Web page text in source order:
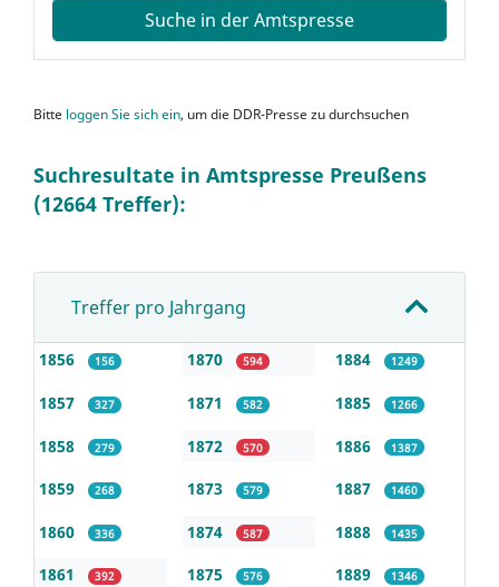
Suche in der Amtspresse
Bitte loggen Sie sich ein, um die DDR-Presse zu durchsuchen
Suchresultate in Amtspresse Preußens
(12664 Treffer):
Treffer pro Jahrgang
1856 156
1857 327
1858 279
1859 268
1860 336
1861 392
1870 594
1871 582
1872 570
1873 579
1874 587
1875 576
1884 1249
1885 1266
1886 1387
1887 1460
1888 1435
1889 1346